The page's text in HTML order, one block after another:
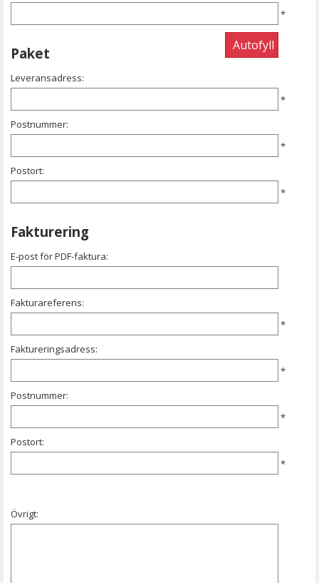
*
Paket
Leveransadress:
*
Postnummer:
*
Postort:
*
Fakturering
E-post för PDF-faktura:
Fakturareferens:
*
Faktureringsadress:
*
Postnummer:
*
Postort:
*
Övrigt: